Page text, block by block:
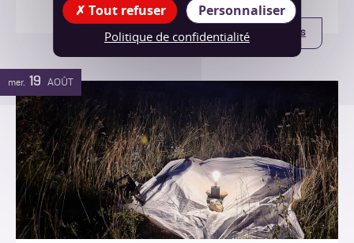
Plus d'infos
mer. 19 AOÛT
Tout refuser
Personnaliser
Politique de confidentialité